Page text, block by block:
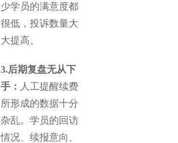
少学员的满意度都
很低，投诉数量大
大提高。
3.后期复盘无从下
手： 人工提醒续费
所形成的数据十分
杂乱。学员的回访
情况、续报意向、